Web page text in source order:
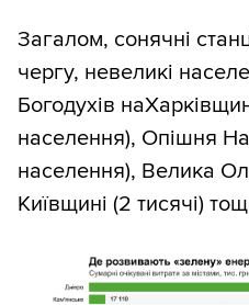
Загалом, сонячні
чергу, невеликі
Богодухів
населення), Опішня
населення), Велика
Київщині (2 тисячі)